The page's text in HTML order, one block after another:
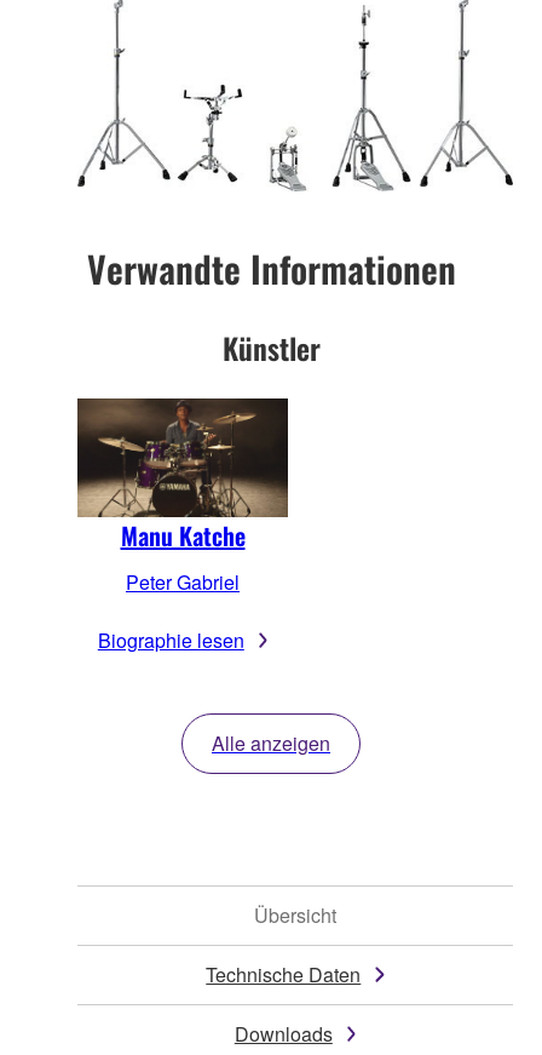
Verwandte Informationen
Künstler
Manu Katche
Peter Gabriel
Biographie lesen
Alle anzeigen
Übersicht
Technische Daten
Downloads